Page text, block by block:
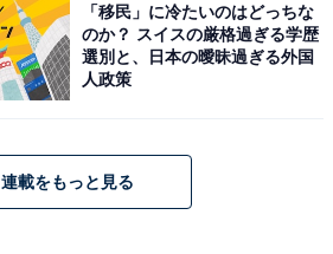
「移民」に冷たいのはどっちな
のか？ スイスの厳格過ぎる学歴
選別と、日本の曖昧過ぎる外国
人政策
連載をもっと見る